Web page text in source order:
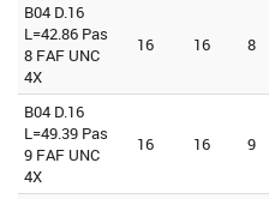
B04 D.16
L=42.86 Pas
8 FAF UNC
4X
16 16 8
B04 D.16
L=49.39 Pas
9 FAF UNC
4X
16 16 9